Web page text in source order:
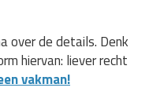
over de details. Denk
hiervan: liever recht
vakman!